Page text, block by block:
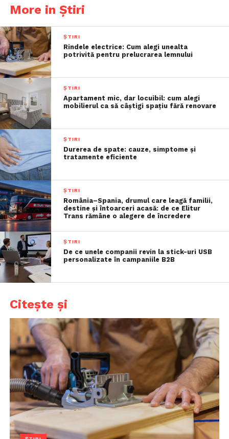
More in Știri
ȘTIRI
Rindele electrice: Cum alegi unealta
potrivită pentru prelucrarea lemnului
ȘTIRI
Apartament mic, dar locuibil: cum alegi
mobilierul ca să câștigi spațiu fără renovare
ȘTIRI
Durerea de spate: cauze, simptome și
tratamente eficiente
ȘTIRI
România–Spania, drumul care leagă familii,
destine și întoarceri acasă: de ce Elitur
Trans rămâne o alegere de încredere
ȘTIRI
De ce unele companii revin la stick-uri USB
personalizate în campaniile B2B
Citește și